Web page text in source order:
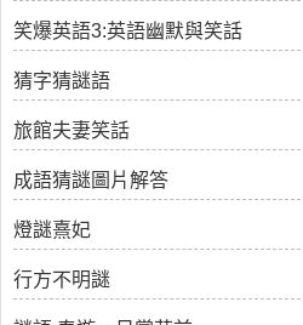
笑爆英語3:英語幽默與笑話
猜字猜謎語
旅館夫妻笑話
成語猜謎圖片解答
燈謎熹妃
行方不明謎